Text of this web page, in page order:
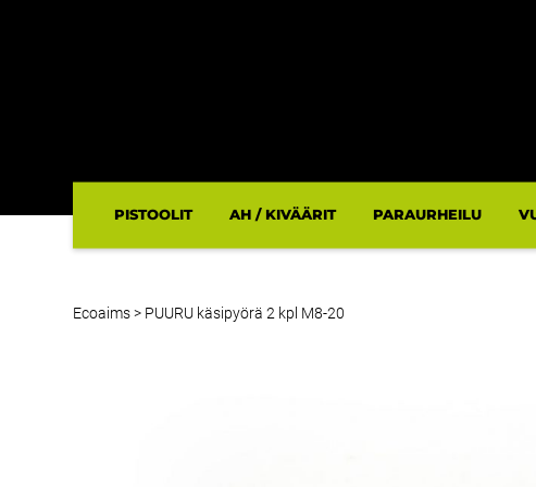
PISTOOLIT AH / KIVÄÄRIT PARAURHEILU
Ecoaims> PUURU käsipyörä 2 kpl M8-20